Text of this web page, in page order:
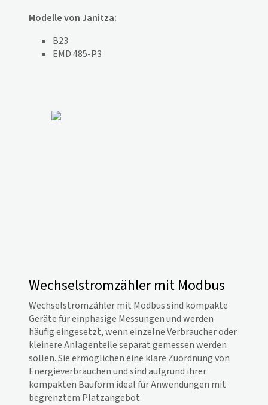
Modelle von Janitza:
B23
EMD 485-P3
Wechselstromzähler mit Modbus
Wechselstromzähler mit Modbus sind kompakte
Geräte für einphasige Messungen und werden
häufig eingesetzt, wenn einzelne Verbraucher oder
kleinere Anlagenteile separat gemessen werden
sollen. Sie ermöglichen eine klare Zuordnung von
Energieverbräuchen und sind aufgrund ihrer
kompakten Bauform ideal für Anwendungen mit
begrenztem Platzangebot.